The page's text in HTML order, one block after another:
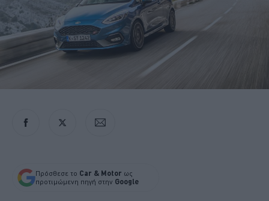
Πρόσθεσε το Car & Motor ως
προτιμώμενη πηγή στην Google